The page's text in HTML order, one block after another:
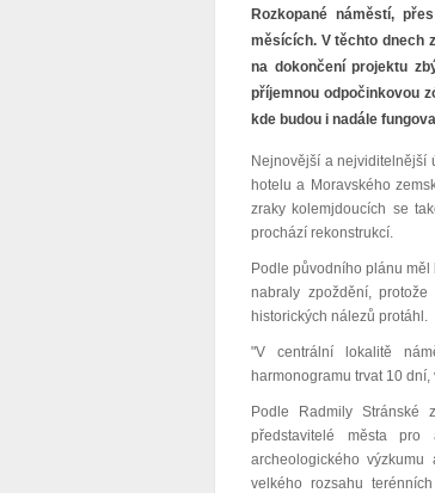
Rozkopané náměstí,
měsících. V těchto dnech
na dokončení projektu
příjemnou odpočinkovou
kde budou i nadále
Nejnovější a nejviditelnější
hotelu a Moravského
zraky kolemjdoucích se
prochází rekonstrukcí.
Podle původního plánu
nabraly zpoždění,
historických nálezů protáhl.
"V centrální lokalitě
harmonogramu trvat 10
Podle Radmily Stránské
představitelé města pro
archeologického
velkého rozsahu